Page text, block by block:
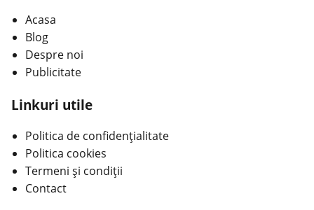
Acasa
Blog
Despre noi
Publicitate
Linkuri utile
Politica de confidențialitate
Politica cookies
Termeni și condiții
Contact